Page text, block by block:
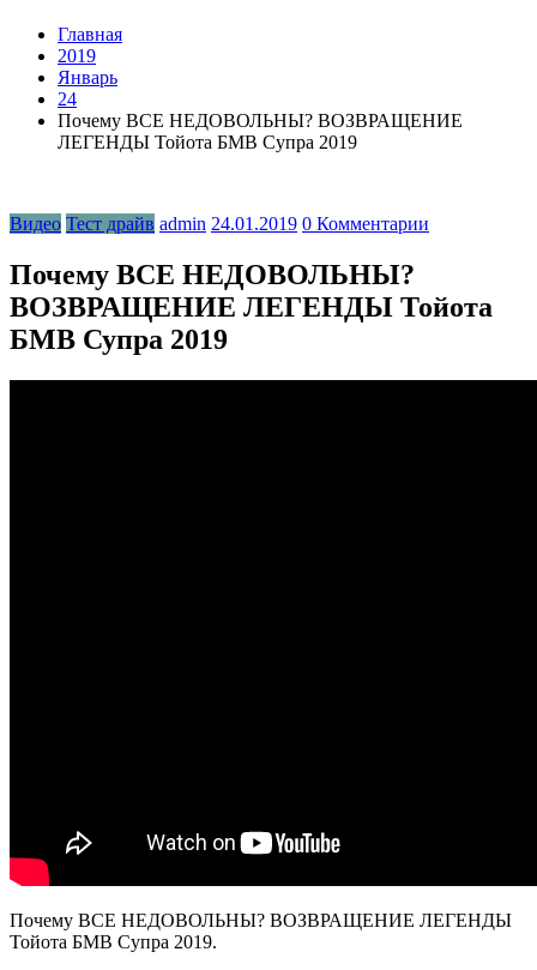
Главная
2019
Январь
24
Почему ВСЕ НЕДОВОЛЬНЫ? ВОЗВРАЩЕНИЕ
ЛЕГЕНДЫ Тойота БМВ Супра 2019
Видео Тест драйв admin 24.01.2019 0 Комментарии
Почему ВСЕ НЕДОВОЛЬНЫ?
ВОЗВРАЩЕНИЕ ЛЕГЕНДЫ Тойота
БМВ Супра 2019
Почему ВСЕ НЕДОВОЛЬНЫ? ВОЗВРАЩЕНИЕ ЛЕГЕНДЫ
Тойота БМВ Супра 2019.